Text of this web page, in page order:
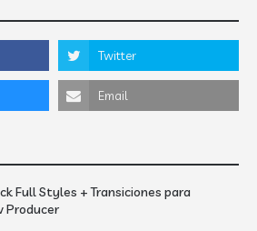
Full Styles + Transiciones para
Producer